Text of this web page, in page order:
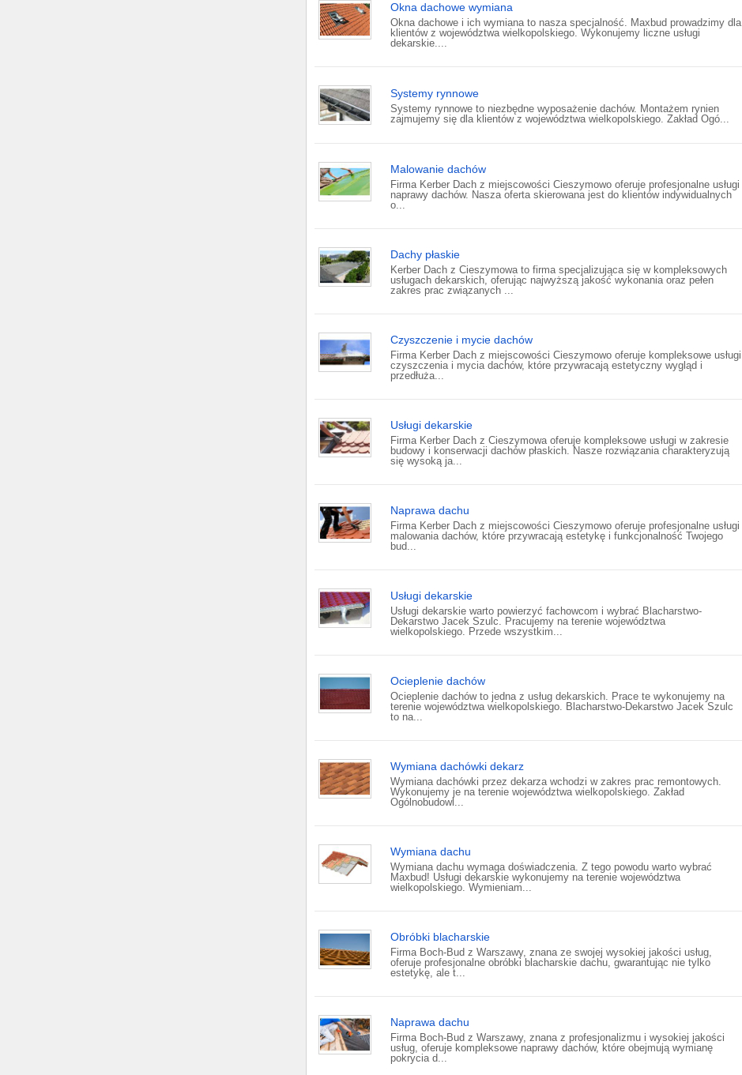
Okna dachowe wymiana
Okna dachowe i ich wymiana to nasza specjalność. Maxbud prowadzimy dla
klientów z województwa wielkopolskiego. Wykonujemy liczne usługi
dekarskie....
Systemy rynnowe
Systemy rynnowe to niezbędne wyposażenie dachów. Montażem rynien
zajmujemy się dla klientów z województwa wielkopolskiego. Zakład Ogó...
Malowanie dachów
Firma Kerber Dach z miejscowości Cieszymowo oferuje profesjonalne usługi
naprawy dachów. Nasza oferta skierowana jest do klientów indywidualnych
o...
Dachy płaskie
Kerber Dach z Cieszymowa to firma specjalizująca się w kompleksowych
usługach dekarskich, oferując najwyższą jakość wykonania oraz pełen
zakres prac związanych ...
Czyszczenie i mycie dachów
Firma Kerber Dach z miejscowości Cieszymowo oferuje kompleksowe usługi
czyszczenia i mycia dachów, które przywracają estetyczny wygląd i
przedłuża...
Usługi dekarskie
Firma Kerber Dach z Cieszymowa oferuje kompleksowe usługi w zakresie
budowy i konserwacji dachów płaskich. Nasze rozwiązania charakteryzują
się wysoką ja...
Naprawa dachu
Firma Kerber Dach z miejscowości Cieszymowo oferuje profesjonalne usługi
malowania dachów, które przywracają estetykę i funkcjonalność Twojego
bud...
Usługi dekarskie
Usługi dekarskie warto powierzyć fachowcom i wybrać Blacharstwo-
Dekarstwo Jacek Szulc. Pracujemy na terenie województwa
wielkopolskiego. Przede wszystkim...
Ocieplenie dachów
Ocieplenie dachów to jedna z usług dekarskich. Prace te wykonujemy na
terenie województwa wielkopolskiego. Blacharstwo-Dekarstwo Jacek Szulc
to na...
Wymiana dachówki dekarz
Wymiana dachówki przez dekarza wchodzi w zakres prac remontowych.
Wykonujemy je na terenie województwa wielkopolskiego. Zakład
Ogólnobudowl...
Wymiana dachu
Wymiana dachu wymaga doświadczenia. Z tego powodu warto wybrać
Maxbud! Usługi dekarskie wykonujemy na terenie województwa
wielkopolskiego. Wymieniam...
Obróbki blacharskie
Firma Boch-Bud z Warszawy, znana ze swojej wysokiej jakości usług,
oferuje profesjonalne obróbki blacharskie dachu, gwarantując nie tylko
estetykę, ale t...
Naprawa dachu
Firma Boch-Bud z Warszawy, znana z profesjonalizmu i wysokiej jakości
usług, oferuje kompleksowe naprawy dachów, które obejmują wymianę
pokrycia d...